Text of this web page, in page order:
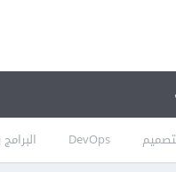
DevOps